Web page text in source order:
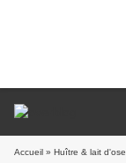
Accueil » Huître & lait